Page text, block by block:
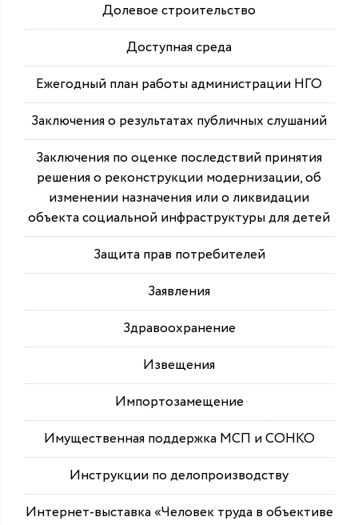
Долевое строительство
Доступная среда
Ежегодный план работы администрации НГО
Заключения о результатах публичных слушаний
Заключения по оценке последствий принятия
решения о реконструкции модернизации, об
изменении назначения или о ликвидации
объекта социальной инфраструктуры для детей
Защита прав потребителей
Заявления
Здравоохранение
Извещения
Импортозамещение
Имущественная поддержка МСП и СОНКО
Инструкции по делопроизводству
Интернет-выставка «Человек труда в объективе